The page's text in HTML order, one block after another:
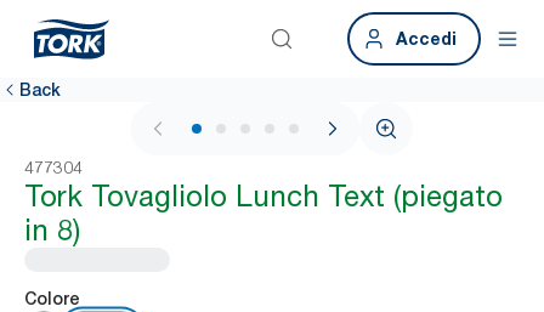
Accedi
Back
1 / 5
477304
Tork Tovagliolo Lunch Text (piegato
in 8)
Colore